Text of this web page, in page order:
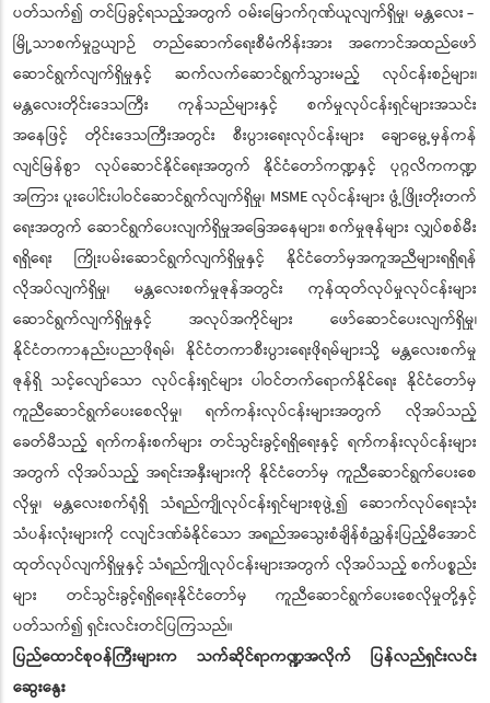
ပတ်သက်၍ တင်ပြခွင့်ရသည့်အတွက် ဝမ်းမြောက်ဂုဏ်ယူလျက်ရှိမှု၊ မန္တလေး -
မြို့သာစက်မှုဥယျာဉ် တည်ဆောက်ရေးစီမံကိန်းအား အကောင်အထည်ဖော်
ဆောင်ရွက်လျက်ရှိမှုနှင့် ဆက်လက်ဆောင်ရွက်သွားမည့် လုပ်ငန်းစဉ်များ၊
မန္တလေးတိုင်းဒေသကြီး ကုန်သည်များနှင့် စက်မှုလုပ်ငန်းရှင်များအသင်း
အနေဖြင့် တိုင်းဒေသကြီးအတွင်း စီးပွားရေးလုပ်ငန်းများ ချောမွေ့မှန်ကန်
လျင်မြန်စွာ လုပ်ဆောင်နိုင်ရေးအတွက် နိုင်ငံတော်ကဏ္ဍနှင့် ပုဂ္ဂလိကကဏ္ဍ
အကြား ပူးပေါင်းပါဝင်ဆောင်ရွက်လျက်ရှိမှု၊ MSME လုပ်ငန်းများ ဖွံ့ဖြိုးတိုးတက်
ရေးအတွက် ဆောင်ရွက်ပေးလျက်ရှိမှုအခြေအနေများ၊ စက်မှုဇုန်များ လျှပ်စစ်မီး
ရရှိရေး ကြိုးပမ်းဆောင်ရွက်လျက်ရှိမှုနှင့် နိုင်ငံတော်မှအကူအညီများရရှိရန်
လိုအပ်လျက်ရှိမှု၊ မန္တလေးစက်မှုဇုန်အတွင်း ကုန်ထုတ်လုပ်မှုလုပ်ငန်းများ
ဆောင်ရွက်လျက်ရှိမှုနှင့် အလုပ်အကိုင်များ ဖော်ဆောင်ပေးလျက်ရှိမှု၊
နိုင်ငံတကာနည်းပညာဖိုရမ်၊ နိုင်ငံတကာစီးပွားရေးဖိုရမ်များသို့ မန္တလေးစက်မှု
ဇုန်ရှိ သင့်လျော်သော လုပ်ငန်းရှင်များ ပါဝင်တက်ရောက်နိုင်ရေး နိုင်ငံတော်မှ
ကူညီဆောင်ရွက်ပေးစေလိုမှု၊ ရက်ကန်းလုပ်ငန်းများအတွက် လိုအပ်သည့်
ခေတ်မီသည့် ရက်ကန်းစက်များ တင်သွင်းခွင့်ရရှိရေးနှင့် ရက်ကန်းလုပ်ငန်းများ
အတွက် လိုအပ်သည့် အရင်းအနှီးများကို နိုင်ငံတော်မှ ကူညီဆောင်ရွက်ပေးစေ
လိုမှု၊ မန္တလေးစက်ရုံရှိ သံရည်ကျိုလုပ်ငန်းရှင်များစုဖွဲ့၍ ဆောက်လုပ်ရေးသုံး
သံပန်းလုံးများကို ငလျင်ဒဏ်ခံနိုင်သော အရည်အသွေးစံချိန်စံညွှန်းပြည့်မီအောင်
ထုတ်လုပ်လျက်ရှိမှုနှင့် သံရည်ကျိုလုပ်ငန်းများအတွက် လိုအပ်သည့် စက်ပစ္စည်း
များ တင်သွင်းခွင့်ရရှိရေးနိုင်ငံတော်မှ ကူညီဆောင်ရွက်ပေးစေလိုမှုတို့နှင့်
ပတ်သက်၍ ရှင်းလင်းတင်ပြကြသည်။
ပြည်ထောင်စုဝန်ကြီးများက သက်ဆိုင်ရာကဏ္ဍအလိုက် ပြန်လည်ရှင်းလင်း
ဆွေးနွေး